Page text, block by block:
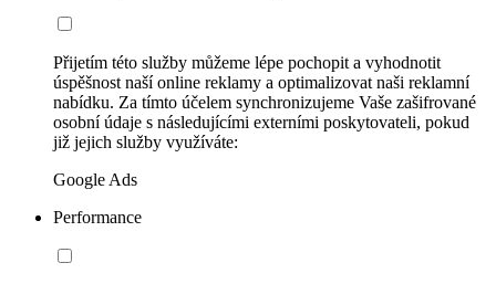
Přijetím této služby můžeme lépe pochopit a vyhodnotit
úspěšnost naší online reklamy a optimalizovat naši reklamní
nabídku. Za tímto účelem synchronizujeme Vaše zašifrované
osobní údaje s následujícími externími poskytovateli, pokud
již jejich služby využíváte:
Google Ads
Performance